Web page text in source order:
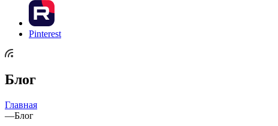
Pinterest
Блог
Главная
—Блог